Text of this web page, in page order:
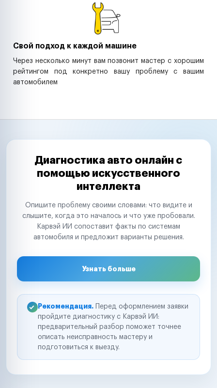
Свой подход к каждой машине
Через несколько минут вам позвонит мастер с хорошим
рейтингом под конкретно вашу проблему с вашим
автомобилем
Диагностика авто онлайн с
помощью искусственного
интеллекта
Опишите проблему своими словами: что видите и
слышите, когда это началось и что уже пробовали.
Карвэй ИИ сопоставит факты по системам
автомобиля и предложит варианты решения.
Узнать больше
Рекомендация. Перед оформлением заявки
пройдите диагностику с Карвэй ИИ:
предварительный разбор поможет точнее
описать неисправность мастеру и
подготовиться к выезду.